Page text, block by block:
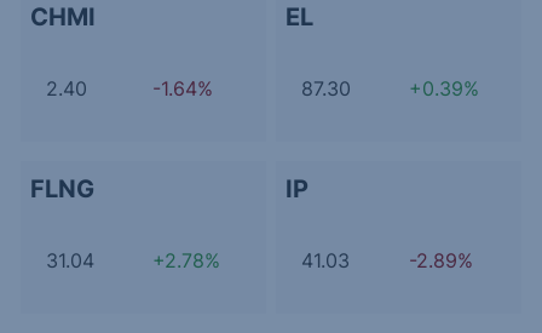
CHMI
2.40 -1.64%
EL
87.30 +0.39%
FLNG
31.04 +2.78%
IP
41.03 -2.89%